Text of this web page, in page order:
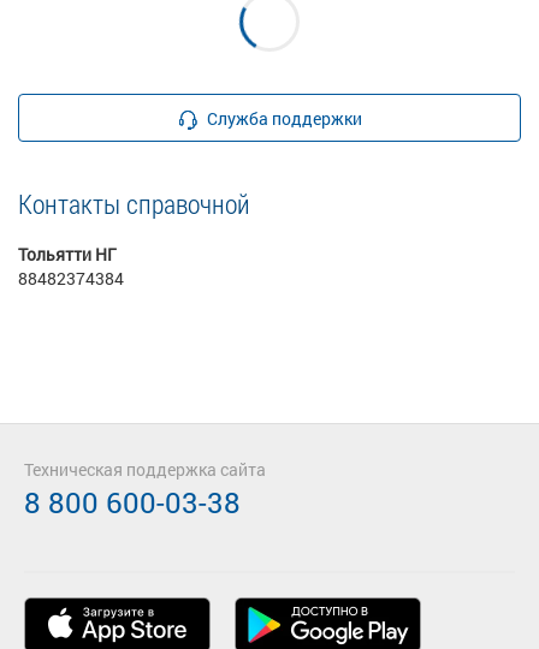
Служба поддержки
Контакты справочной
Тольятти НГ
88482374384
Техническая поддержка сайта
8 800 600-03-38